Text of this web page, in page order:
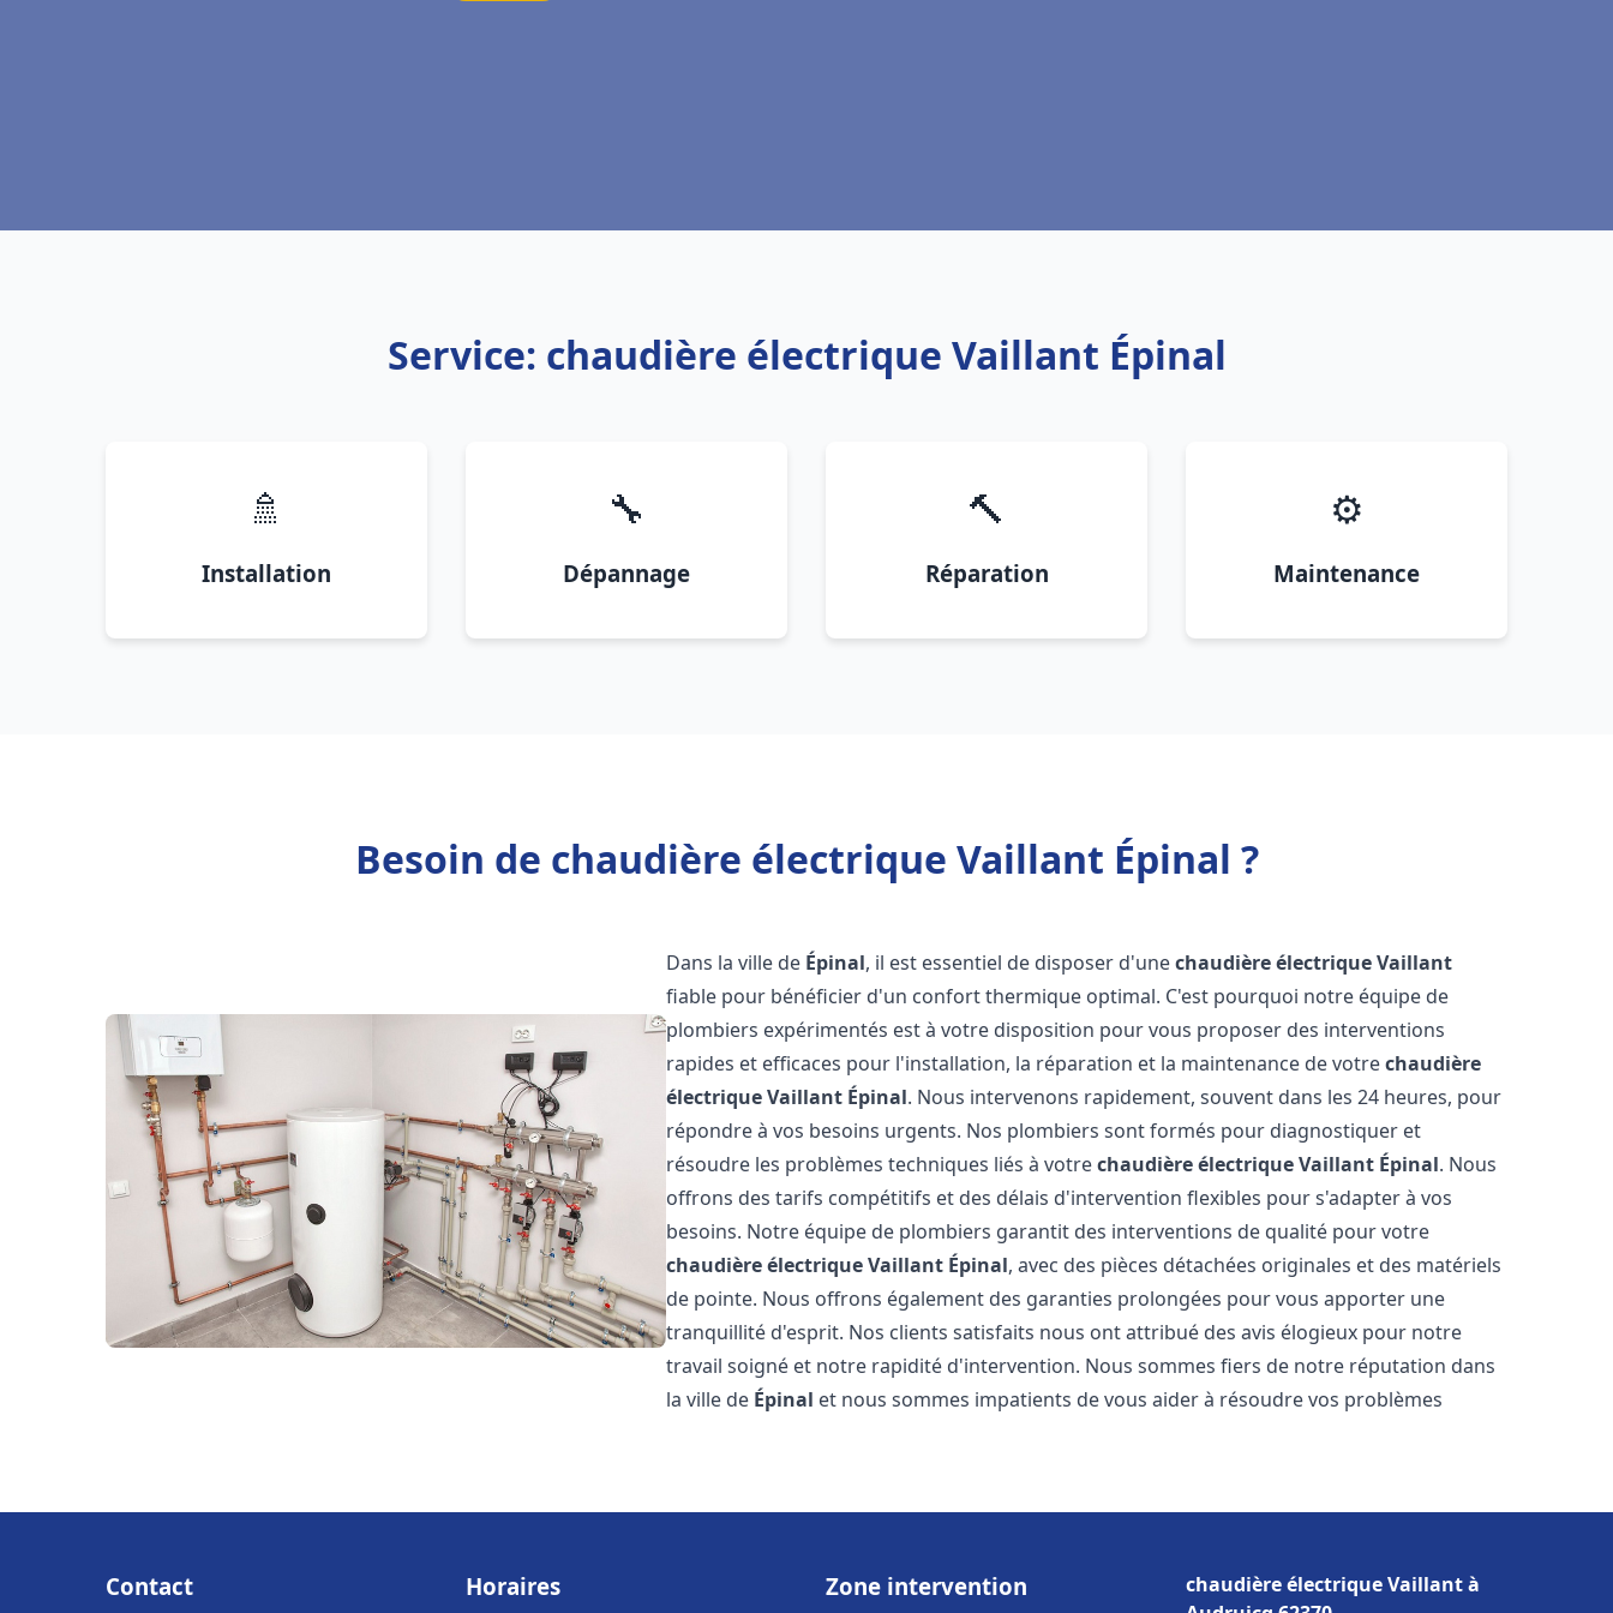
Service: chaudière électrique Vaillant Épinal
🚿
Installation
🔧
Dépannage
🔨
Réparation
⚙️
Maintenance
Besoin de chaudière électrique Vaillant Épinal ?
Dans la ville de Épinal, il est essentiel de disposer d'unechaudière électrique Vaillant
fiable pour bénéficier d'un confort thermique optimal. C'est pourquoi notre équipe de
plombiers expérimentés est à votre disposition pour vous proposer des interventions
rapides et efficaces pour l'installation, la réparation et la maintenance de votrechaudière
électrique Vaillant Épinal. Nous intervenons rapidement, souvent dans les 24 heures, pour
répondre à vos besoins urgents. Nos plombiers sont formés pour diagnostiquer et
résoudre les problèmes techniques liés à votrechaudière électrique Vaillant Épinal. Nous
offrons des tarifs compétitifs et des délais d'intervention flexibles pour s'adapter à vos
besoins. Notre équipe de plombiers garantit des interventions de qualité pour votre
chaudière électrique Vaillant Épinal, avec des pièces détachées originales et des matériels
de pointe. Nous offrons également des garanties prolongées pour vous apporter une
tranquillité d'esprit. Nos clients satisfaits nous ont attribué des avis élogieux pour notre
travail soigné et notre rapidité d'intervention. Nous sommes fiers de notre réputation dans
la ville de Épinal et nous sommes impatients de vous aider à résoudre vos problèmes
Contact Horaires Zone intervention
chaudière électrique Vaillant à